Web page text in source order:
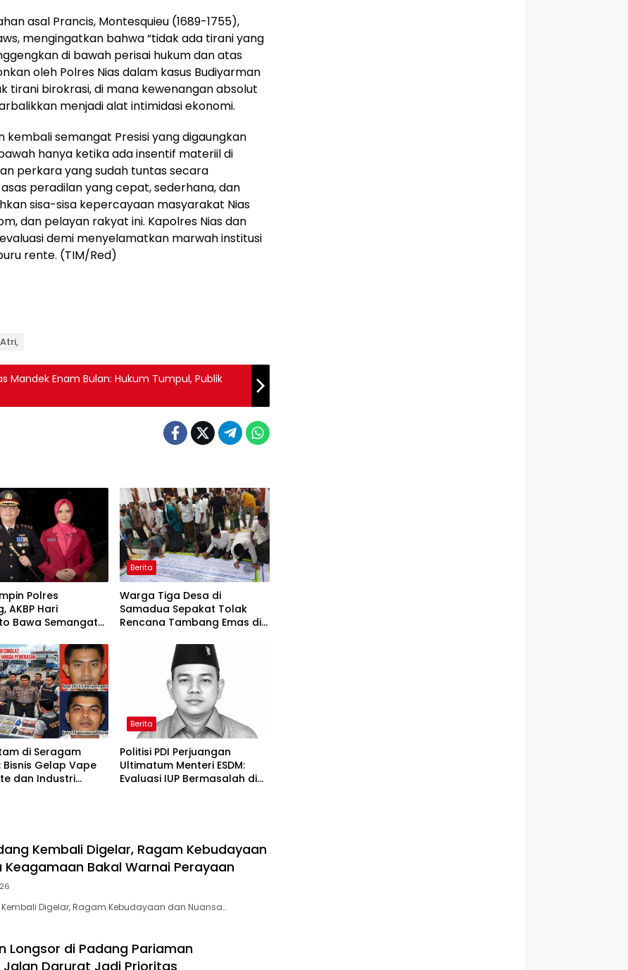
asal Prancis, Montesquieu (1689-1755),
mengingatkan bahwa “tidak ada tirani yang
di bawah perisai hukum dan atas
oleh Polres Nias dalam kasus Budiyarman
tirani birokrasi, di mana kewenangan absolut
menjadi alat intimidasi ekonomi.
kembali semangat Presisi yang digaungkan
hanya ketika ada insentif materiil di
perkara yang sudah tuntas secara
peradilan yang cepat, sederhana, dan
sisa-sisa kepercayaan masyarakat Nias
dan pelayan rakyat ini. Kapolres Nias dan
demi menyelamatkan marwah institusi
rente. (TIM/Red)
Mandek Enam Bulan: Hukum Tumpul, Publik
Polres
AKBP Hari
Bawa Semangat
Berita
Warga Tiga Desa di
Samadua Sepakat Tolak
Rencana Tambang Emas di
di Seragam
Gelap Vape
dan Industri
Berita
Politisi PDI Perjuangan
Ultimatum Menteri ESDM:
Evaluasi IUP Bermasalah di
Kembali Digelar, Ragam Kebudayaan
Keagamaan Bakal Warnai Perayaan
Digelar, Ragam Kebudayaan dan Nuansa…
Longsor di Padang Pariaman
Darurat Jadi Prioritas